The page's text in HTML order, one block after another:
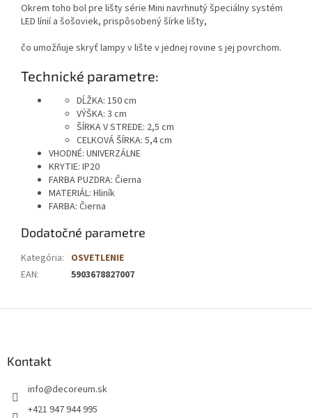
Okrem toho bol pre lišty série Mini navrhnutý špeciálny systém
LED línií a šošoviek, prispôsobený šírke lišty,
čo umožňuje skryť lampy v lište v jednej rovine s jej povrchom.
Technické parametre:
DĹŽKA: 150 cm
VÝŠKA: 3 cm
ŠÍRKA V STREDE: 2,5 cm
CELKOVÁ ŠÍRKA: 5,4 cm
VHODNÉ: UNIVERZÁLNE
KRYTIE: IP20
FARBA PUZDRA: Čierna
MATERIÁL: Hliník
FARBA: Čierna
Dodatočné parametre
Kategória: OSVETLENIE
EAN: 5903678827007
Kontakt
info@decoreum.sk
+421 947 944 995